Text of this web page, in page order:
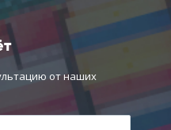
от наших